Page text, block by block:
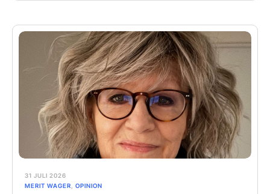
31 JULI 2026
MERIT WAGER
OPINION